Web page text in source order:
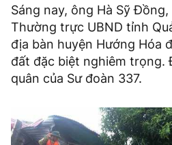
Sáng nay, ông Hà Sỹ
Thường trực UBND tỉnh
địa bàn huyện Hướng Hóa
đất đặc biệt nghiêm trọng.
quân của Sư đoàn 337.